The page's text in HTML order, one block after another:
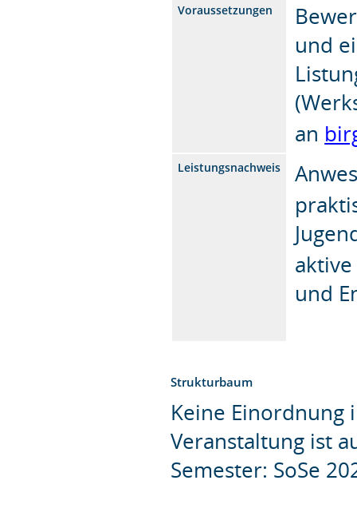
Voraussetzungen
und
an
Leistungsnachweis
und
Strukturbaum
Keine Einordnung
Veranstaltung ist
Semester: SoSe